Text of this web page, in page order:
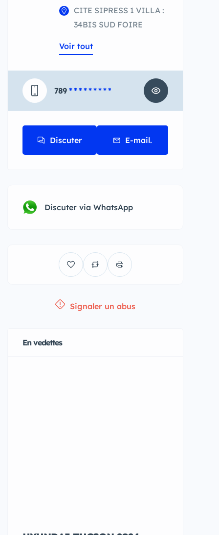
CITE SIPRESS 1 VILLA :
34BIS SUD FOIRE
Voir tout
789 * * * * * * * * *
Discuter E-mail.
Discuter via WhatsApp
Signaler un abus
En vedettes